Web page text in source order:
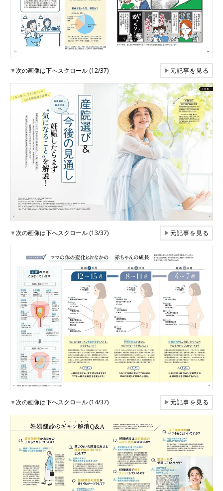
▼次の画像は下へスクロール (12/37) ▶元記事を見る
▼次の画像は下へスクロール (13/37) ▶元記事を見る
▼次の画像は下へスクロール (14/37) ▶元記事を見る